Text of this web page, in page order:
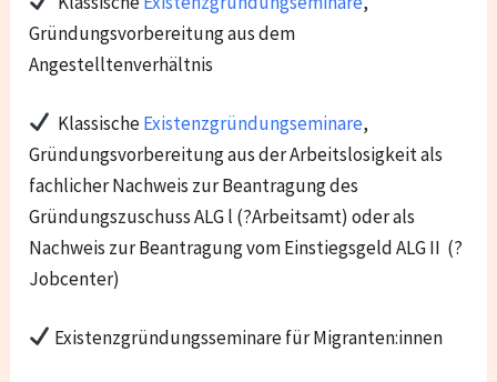
Gründungsvorbereitung aus dem
Angestelltenverhältnis
KlassischeExistenzgründungseminare,
Gründungsvorbereitung aus der Arbeitslosigkeit als
fachlicher Nachweis zur Beantragung des
Gründungszuschuss ALG l (?Arbeitsamt) oder als
Nachweis zur Beantragung vom Einstiegsgeld ALG II (?
Jobcenter)
Existenzgründungsseminare für Migranten:innen